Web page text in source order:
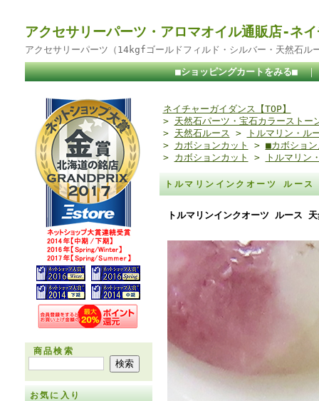
アクセサリーパーツ・アロマオイル通販店-ネ
アクセサリーパーツ（14kgfゴールドフィルド・シルバー・天然石ル
■ショッピングカートをみる■
商品検索
お気に入り
ネイチャーガイダンス【TOP】
> 天然石パーツ・宝石カラーストー
> 天然石ルース >
トルマリン・ル
> カボションカット > ■カボショ
> カボションカット > トルマリン
トルマリンインクオーツ ルー
トルマリンインクオーツ ルース